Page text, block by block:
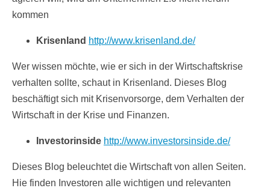
kommen
Krisenland http://www.krisenland.de/
Wer wissen möchte, wie er sich in der Wirtschaftskrise
verhalten sollte, schaut in Krisenland. Dieses Blog
beschäftigt sich mit Krisenvorsorge, dem Verhalten der
Wirtschaft in der Krise und Finanzen.
Investorinside http://www.investorsinside.de/
Dieses Blog beleuchtet die Wirtschaft von allen Seiten.
Hie finden Investoren alle wichtigen und relevanten